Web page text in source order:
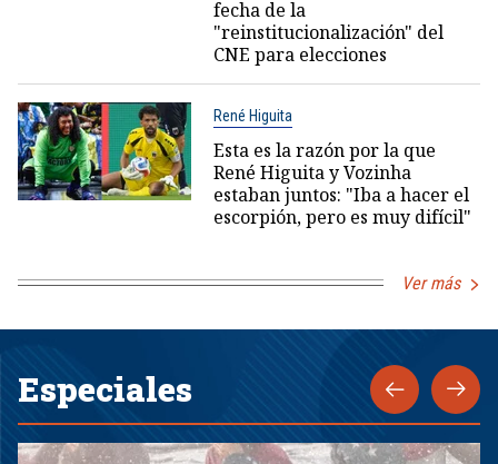
fecha de la
"reinstitucionalización" del
CNE para elecciones
René Higuita
Esta es la razón por la que
René Higuita y Vozinha
estaban juntos: "Iba a hacer el
escorpión, pero es muy difícil"
Ver más
Especiales